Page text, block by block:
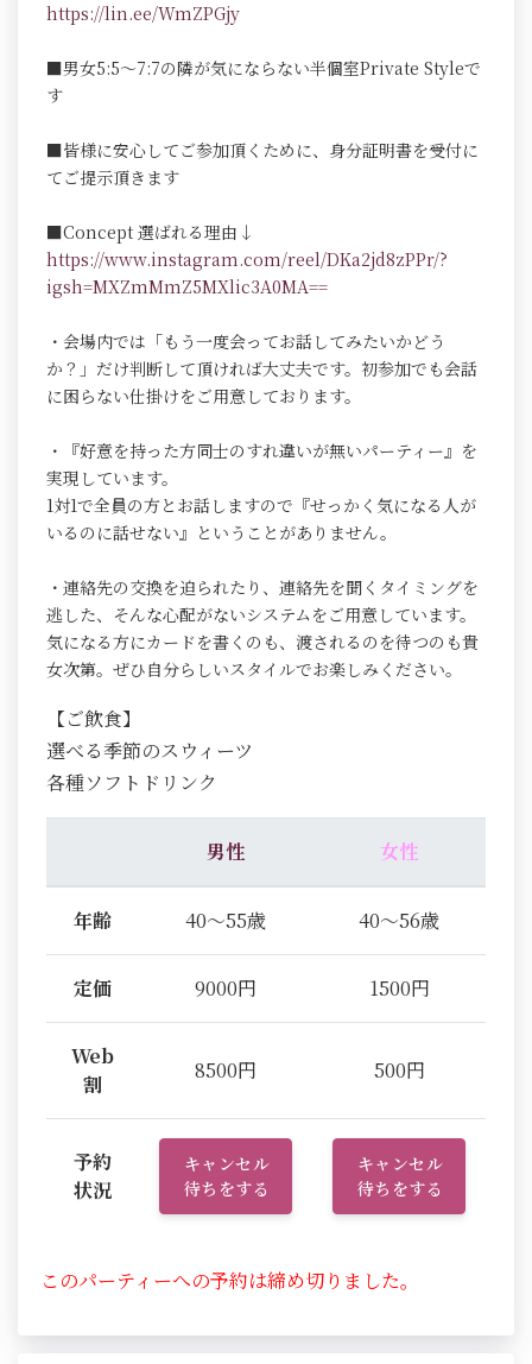
https://lin.ee/WmZPGjy
■男女5:5～7:7の隣が気にならない半個室Private Styleで
す
■皆様に安心してご参加頂くために、身分証明書を受付に
てご提示頂きます
■Concept 選ばれる理由↓
https://www.instagram.com/reel/DKa2jd8zPPr/?
igsh=MXZmMmZ5MXlic3A0MA==
・会場内では「もう一度会ってお話してみたいかどう
か？」だけ判断して頂ければ大丈夫です。初参加でも会話
に困らない仕掛けをご用意しております。
・『好意を持った方同士のすれ違いが無いパーティー』を
実現しています。
1対1で全員の方とお話しますので『せっかく気になる人が
いるのに話せない』ということがありません。
・連絡先の交換を迫られたり、連絡先を聞くタイミングを
逃した、そんな心配がないシステムをご用意しています。
気になる方にカードを書くのも、渡されるのを待つのも貴
女次第。ぜひ自分らしいスタイルでお楽しみください。
【ご飲食】
選べる季節のスウィーツ
各種ソフトドリンク
男性 女性
年齢 40～55歳 40～56歳
定価 9000円 1500円
Web
割
8500円 500円
予約
状況
キャンセル
待ちをする
キャンセル
待ちをする
このパーティーへの予約は締め切りました。